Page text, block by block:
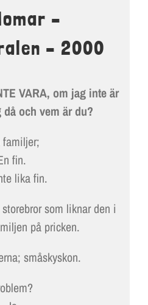
LOKALER OCH KOSTYM
KONTAKT
TEATERSMEDJAN PLAY
–
– 2000
VARA, om jag inte är
och vem är du?
familjer;
fin.
lika fin.
som liknar den i
på pricken.
småskyskon.